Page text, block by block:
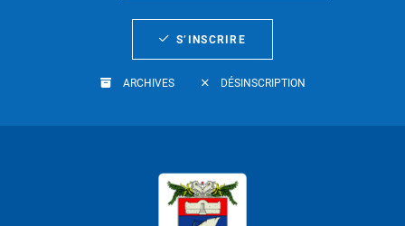
S’INSCRIRE
ARCHIVES DÉSINSCRIPTION